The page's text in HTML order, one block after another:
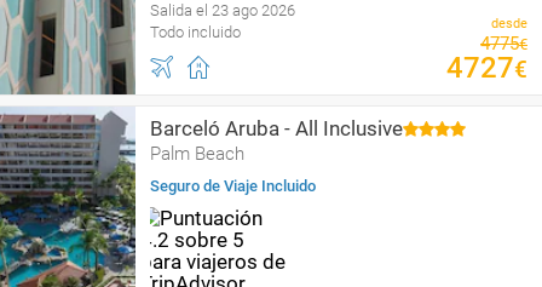
Salida el 23 ago 2026
Todo incluido
desde
4775€
4727€
Barceló Aruba - All Inclusive
Palm Beach
Seguro de Viaje Incluido